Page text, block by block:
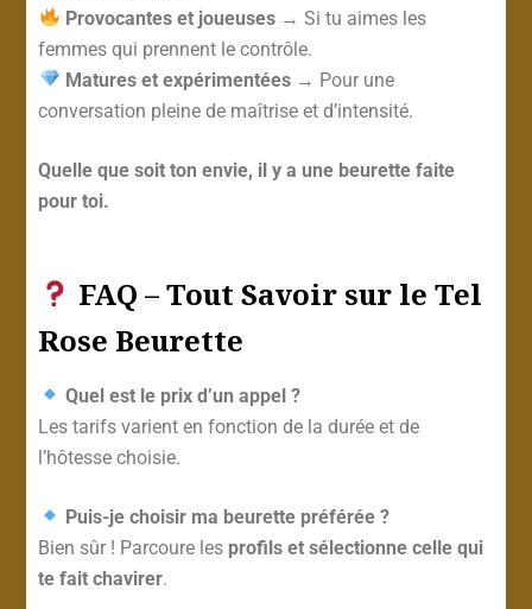
Provocantes et joueuses→ Si tu aimes les
femmes qui prennent le contrôle.
Matures et expérimentées→ Pour une
conversation pleine de maîtrise et d’intensité.
Quelle que soit ton envie, il y a une beurette faite
pour toi.
FAQ – Tout Savoir sur le Tel
Rose Beurette
Quel est le prix d’un appel ?
Les tarifs varient en fonction de la durée et de
l’hôtesse choisie.
Puis-je choisir ma beurette préférée ?
Bien sûr ! Parcoure les profils et sélectionne celle qui
te fait chavirer.